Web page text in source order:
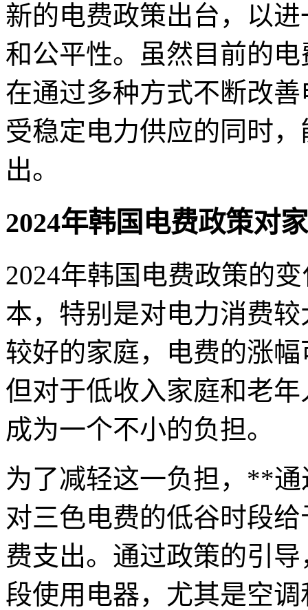
新的电费政策出台，以
和公平性。虽然目前的
在通过多种方式不断改
受稳定电力供应的同时
出。
2024年韩国电费政策对
2024年韩国电费政策的
本，特别是对电力消费
较好的家庭，电费的涨
但对于低收入家庭和老
成为一个不小的负担。
为了减轻这一负担，**
对三色电费的低谷时段
费支出。通过政策的引
段使用电器，尤其是空